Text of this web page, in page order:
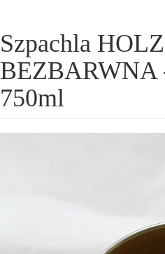
Szpachla
BEZBARWNA
750ml